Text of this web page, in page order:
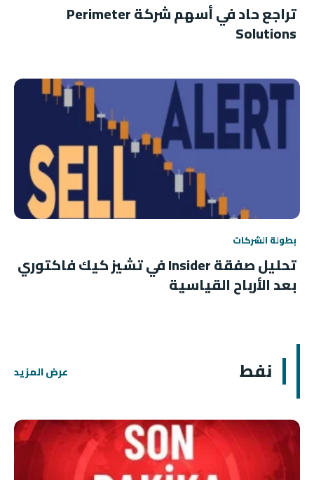
تراجع حاد في أسهم شركة Perimeter
Solutions
بطولة الشركات
تحليل صفقة Insider في تشيز كيك فاكتوري
بعد الأرباح القياسية
نفط عرض المزيد